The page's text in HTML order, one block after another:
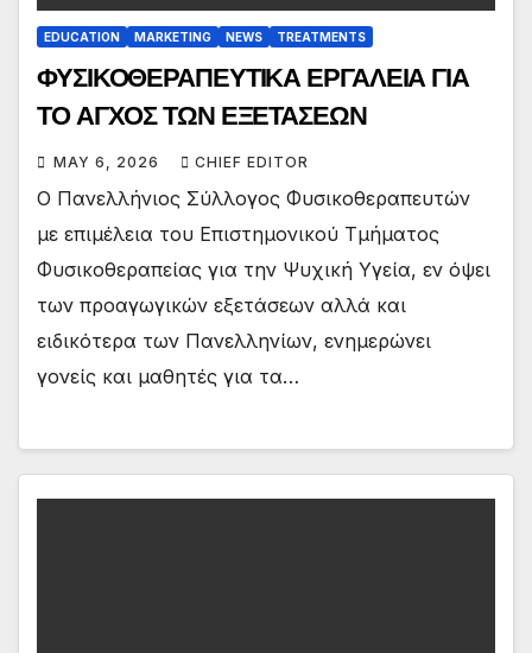
EDUCATION MARKETING NEWS TREATMENTS
ΦΥΣΙΚΟΘΕΡΑΠΕΥΤΙΚΑ ΕΡΓΑΛΕΙΑ ΓΙΑ
ΤΟ ΑΓΧΟΣ ΤΩΝ ΕΞΕΤΑΣΕΩΝ
MAY 6, 2026 CHIEF EDITOR
Ο Πανελλήνιος Σύλλογος Φυσικοθεραπευτών
με επιμέλεια του Επιστημονικού Τμήματος
Φυσικοθεραπείας για την Ψυχική Υγεία, εν όψει
των προαγωγικών εξετάσεων αλλά και
ειδικότερα των Πανελληνίων, ενημερώνει
γονείς και μαθητές για τα…